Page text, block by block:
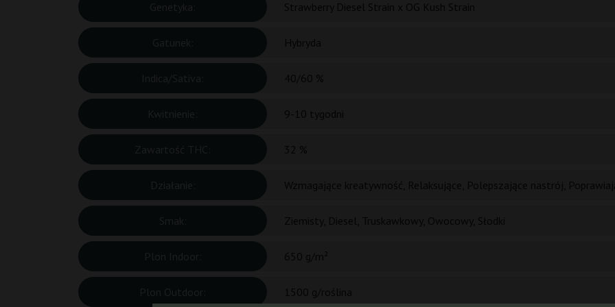
Genetyka:
Gatunek:
Indica/Sativa:
Kwitnienie:
Zawartość THC:
Działanie:
Smak:
Plon Indoor:
Plon Outdoor: